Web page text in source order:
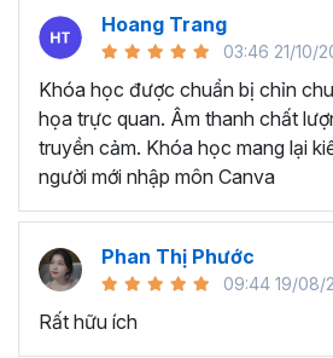
Hoang Trang
03:46 21/10/
Khóa học được chuẩn bị chỉn
họa trực quan. Âm thanh chất
truyền cảm. Khóa học mang lại
người mới nhập môn Canva
Phan Thị Phước
09:44 19/08/
Rất hữu ích